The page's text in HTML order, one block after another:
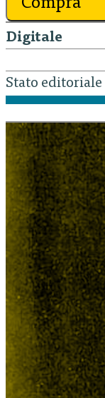
Compra
Digitale
Stato editoriale